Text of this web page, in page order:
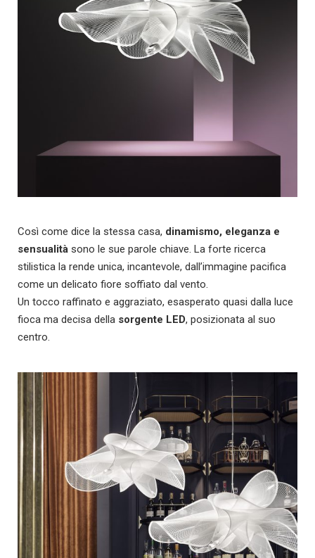
Così come dice la stessa casa, dinamismo, eleganza e
sensualità sono le sue parole chiave. La forte ricerca
stilistica la rende unica, incantevole, dall’immagine pacifica
come un delicato fiore soffiato dal vento.
Un tocco raffinato e aggraziato, esasperato quasi dalla luce
fioca ma decisa della sorgente LED, posizionata al suo
centro.